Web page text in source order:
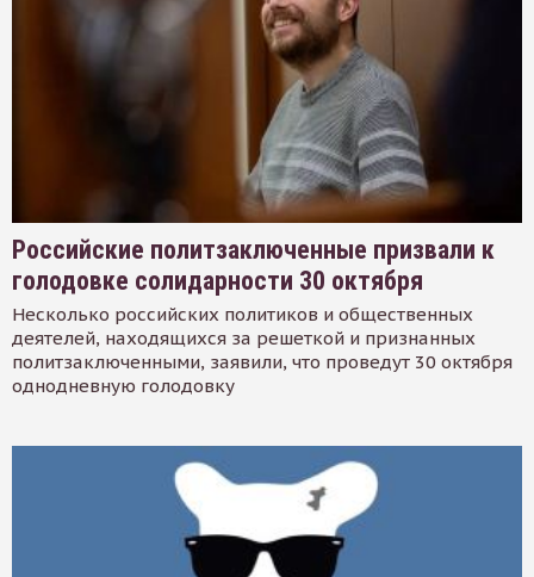
Российские политзаключенные призвали к
голодовке солидарности 30 октября
Несколько российских политиков и общественных
деятелей, находящихся за решеткой и признанных
политзаключенными, заявили, что проведут 30 октября
однодневную голодовку